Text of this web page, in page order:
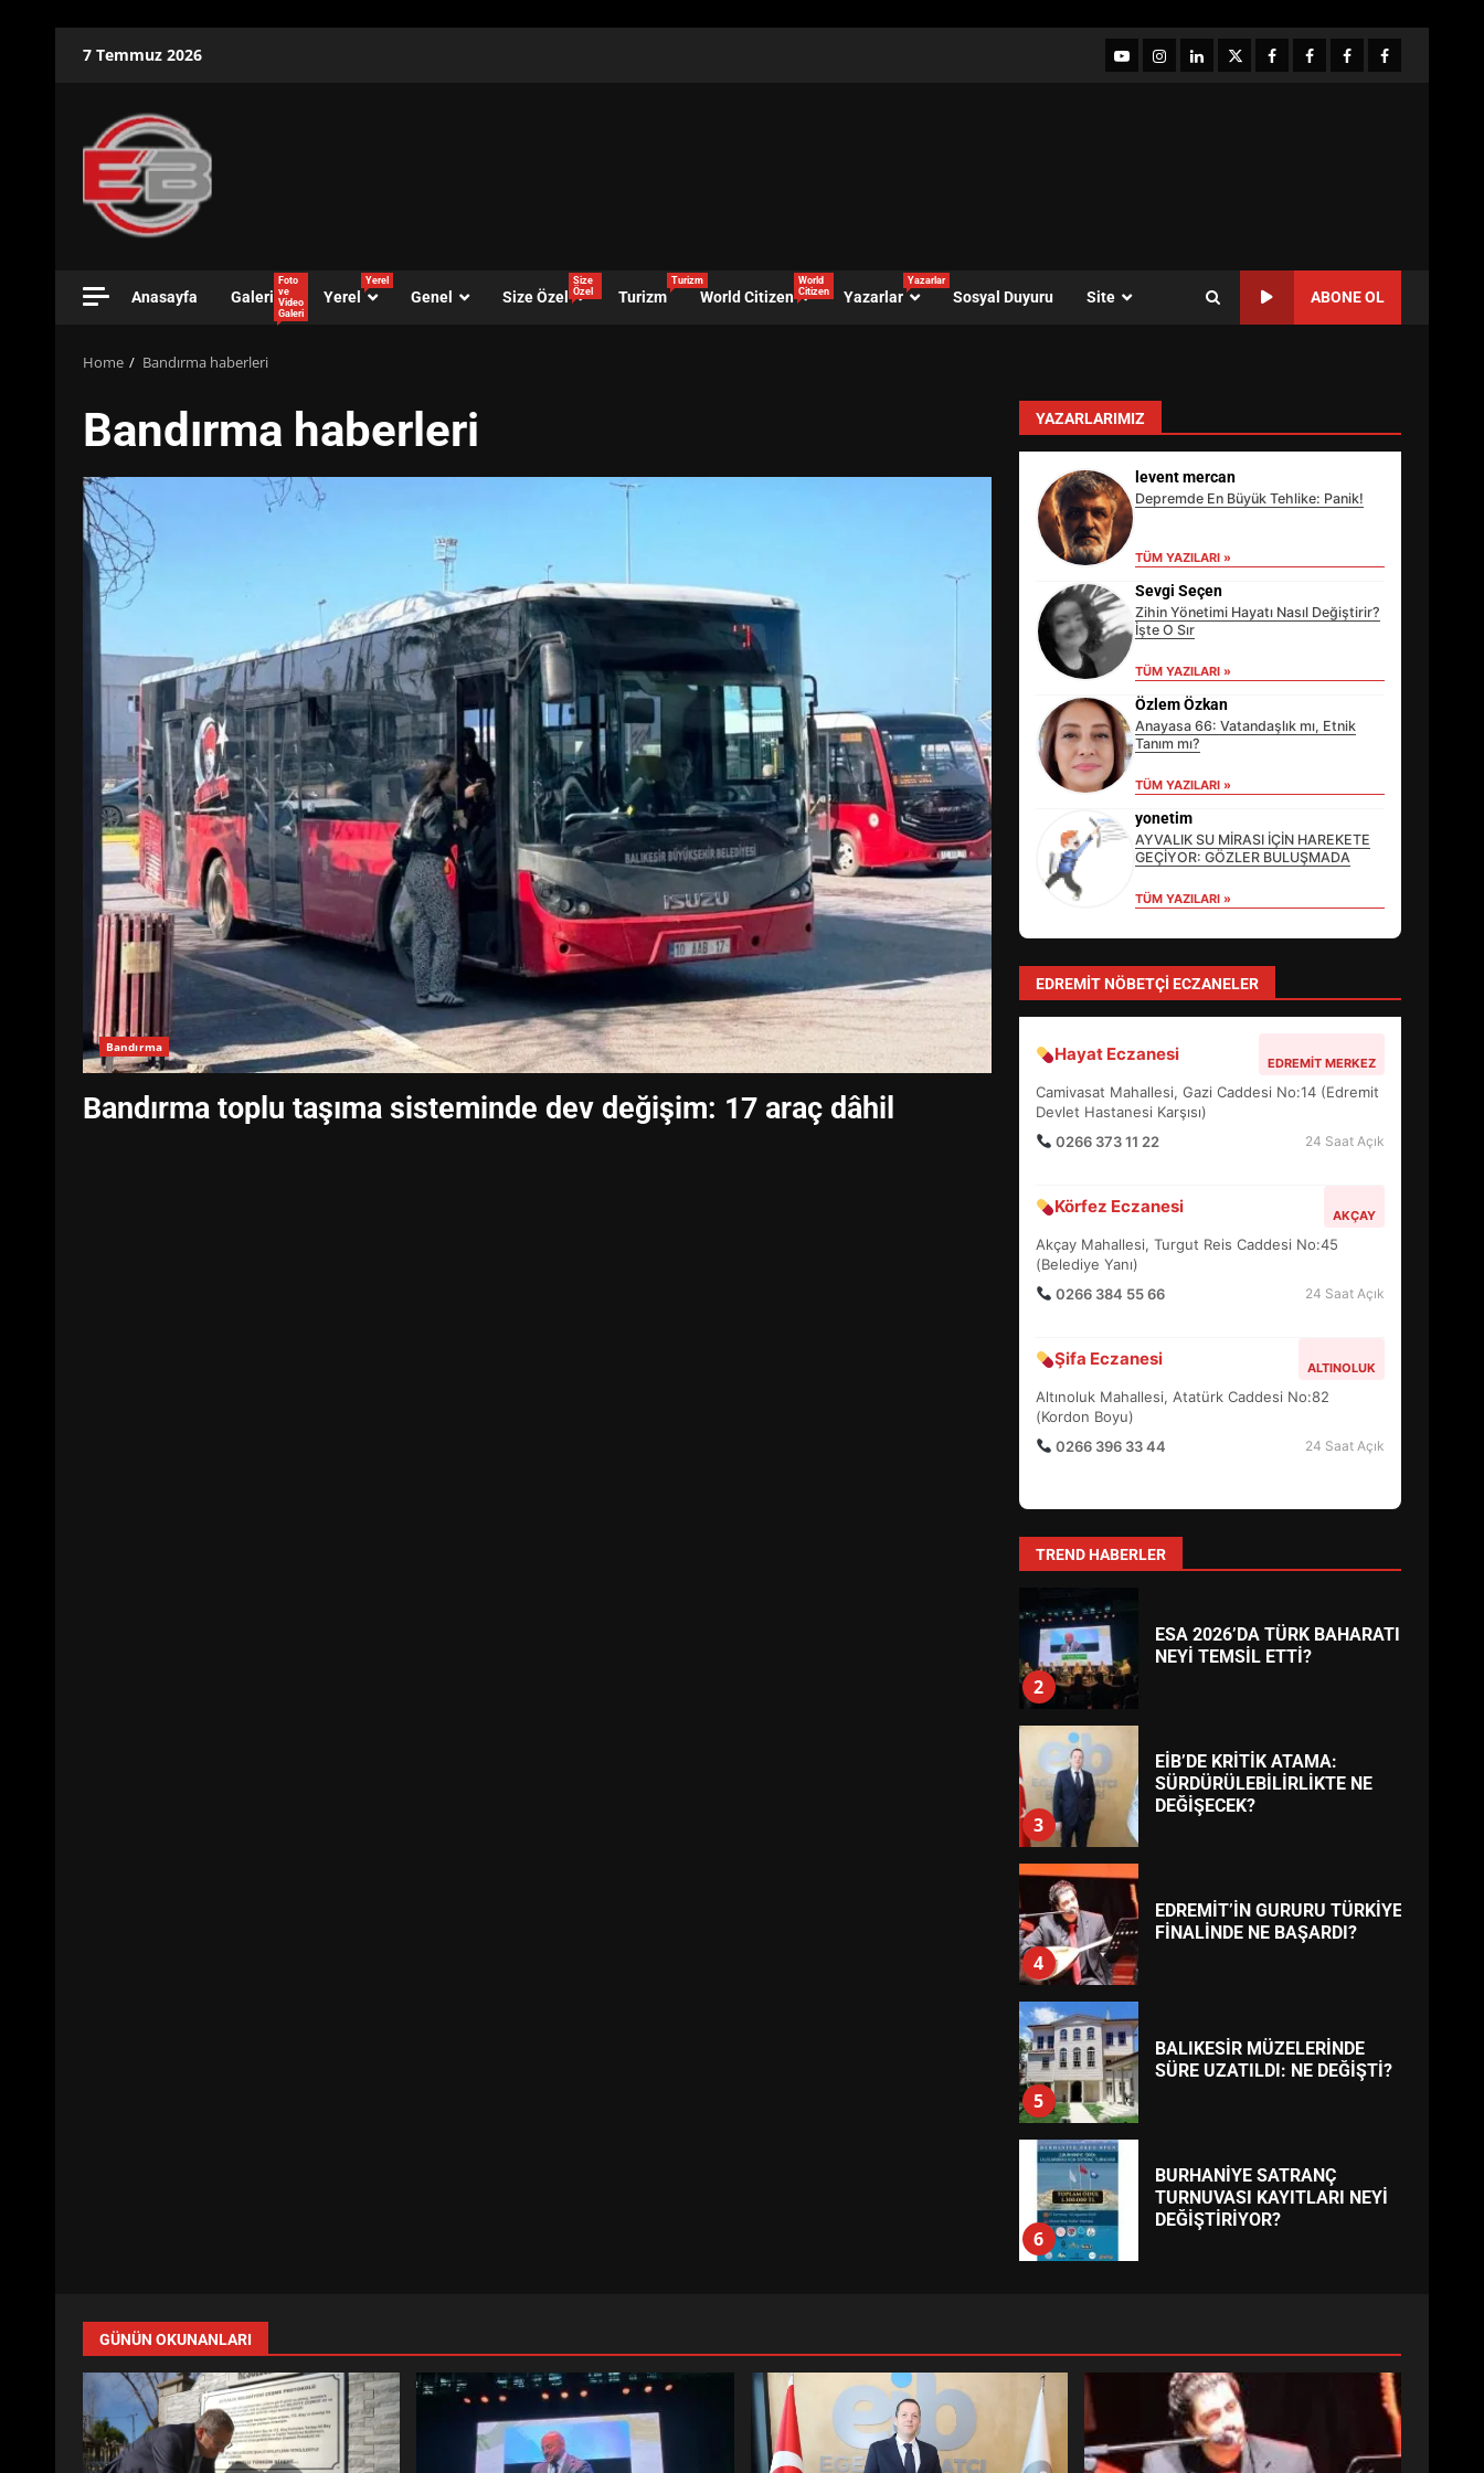
7 Temmuz 2026 YouTubeInstagram
LinkedIntwitterfacebook-Facebook-
Facebook-Facebook-
Anasayfa Galeri
Foto
ve
Video
Galeri
Yerel
Yerel
Genel Size Özel
Size
Özel
Turizm
Turizm
World Citizen
World
Citizen
Yazarlar
Yazarlar
Sosyal Duyuru Site ABONE OL
Home Bandırma haberleri
Bandırma haberleri
Bandırma
Bandırma toplu taşıma sisteminde dev değişim: 17 araç dâhil
YAZARLARIMIZ
levent mercan
Depremde En Büyük Tehlike: Panik!
TÜM YAZILARI »
Sevgi Seçen
Zihin Yönetimi Hayatı Nasıl Değiştirir?
İşte O Sır
TÜM YAZILARI »
Özlem Özkan
Anayasa 66: Vatandaşlık mı, Etnik
Tanım mı?
TÜM YAZILARI »
yonetim
AYVALIK SU MİRASI İÇİN HAREKETE
GEÇİYOR: GÖZLER BULUŞMADA
TÜM YAZILARI »
EDREMIT NÖBETÇI ECZANELER
Hayat Eczanesi EDREMIT MERKEZ
Camivasat Mahallesi, Gazi Caddesi No:14 (Edremit
Devlet Hastanesi Karşısı)
0266 373 11 22
24 Saat Açık
Körfez Eczanesi AKÇAY
Akçay Mahallesi, Turgut Reis Caddesi No:45
(Belediye Yanı)
0266 384 55 66
24 Saat Açık
Şifa Eczanesi ALTINOLUK
Altınoluk Mahallesi, Atatürk Caddesi No:82
(Kordon Boyu)
0266 396 33 44
24 Saat Açık
TREND HABERLER
EİB’DE KRİTİK ATAMA:
SÜRDÜRÜLEBİLİRLİKTE NE
DEĞİŞECEK?
4
EDREMİT’İN GURURU TÜRKİYE
FİNALİNDE NE BAŞARDI?
5
BALIKESİR MÜZELERİNDE
SÜRE UZATILDI: NE DEĞİŞTİ?
6
BURHANİYE SATRANÇ
DEĞİŞTİRİYOR?
7
BURHANİYE
BELEDİYESPOR’DA YENİ
YÖNETİM NASIL ŞEKİLLENDİ?
1
HAREKETE GEÇİYOR: GÖZLER
2
ESA 2026’DA TÜRK BAHARATI
NEYİ TEMSİL ETTİ?
3
EİB’DE KRİTİK ATAMA:
SÜRDÜRÜLEBİLİRLİKTE NE
DEĞİŞECEK?
4
EDREMİT’İN GURURU TÜRKİYE
FİNALİNDE NE BAŞARDI?
5
BALIKESİR MÜZELERİNDE
SÜRE UZATILDI: NE DEĞİŞTİ?
6
BURHANİYE SATRANÇ
TURNUVASI KAYITLARI NEYİ
DEĞİŞTİRİYOR?
7
YÖNETİM NASIL ŞEKİLLENDİ?
AYVALIK SU MİRASI İÇİN
GÜNÜN OKUNANLARI